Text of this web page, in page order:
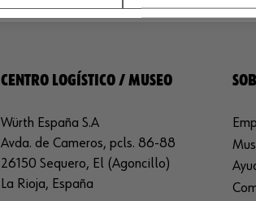
CENTRO LOGÍSTICO / MUSEO
Würth España S.A
Avda. de Cameros, pcls. 86-88
26150 Sequero, El (Agoncillo)
La Rioja, España